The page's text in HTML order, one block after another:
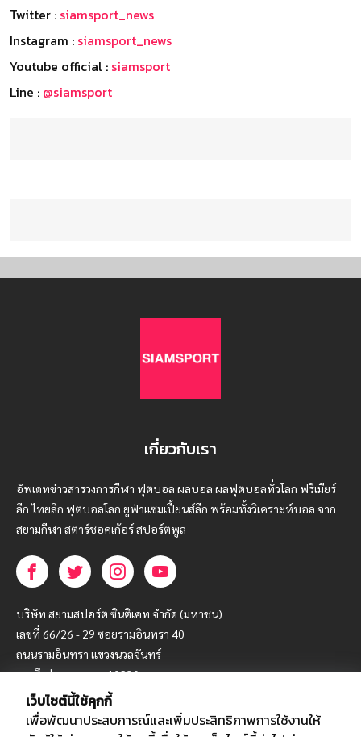
Twitter : siamsport_news
Instagram : siamsport_news
Youtube official : siamsport
Line : @siamsport
เกี่ยวกับเรา
อัพเดทข่าวสารวงการกีฬา ฟุตบอล ผลบอล ผลฟุตบอลทั่วโลก ฟรีเมียร์
ลีก ไทยลีก ฟุตบอลโลก ยูฟ่าแซมเปี้ยนส์ลีก พร้อมทั้งวิเคราะห์บอล จาก
สยามกีฬา สตาร์ชอคเก้อร์ สปอร์ตพูล
บริษัท สยามสปอร์ต ซินติเคท จำกัด (มหาชน)
เลขที่ 66/26 - 29 ซอยรามอินทรา 40
ถนนรามอินทรา แขวงนวลจันทร์
เขตบึงกุ่ม กรุงเทพฯ 10230
โทร : 02-5088-000
อีเมล์ : webmaster@siamsport.co.th
เว็บไซต์นี้ใช้คุกกี้
เพื่อพัฒนาประสบการณ์และเพิ่มประสิทธิภาพการใช้งานให้